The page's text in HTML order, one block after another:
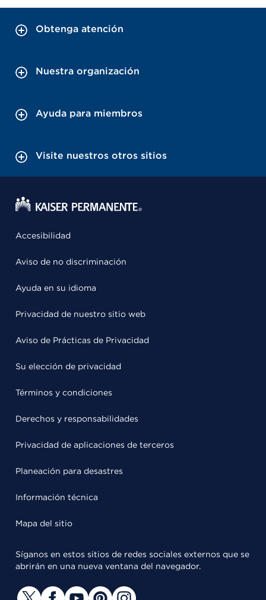
Obtenga atención
Nuestra organización
Ayuda para miembros
Visite nuestros otros sitios
Accesibilidad
Aviso de no discriminación
Ayuda en su idioma
Privacidad de nuestro sitio web
Aviso de Prácticas de Privacidad
Su elección de privacidad
Términos y condiciones
Derechos y responsabilidades
Privacidad de aplicaciones de terceros
Planeación para desastres
Información técnica
Mapa del sitio
Síganos en estos sitios de redes sociales externos que se
abrirán en una nueva ventana del navegador.